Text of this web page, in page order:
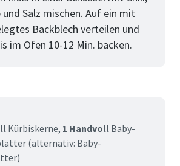
und Salz mischen. Auf ein mit
Backblech verteilen und
im Ofen 10-12 Min. backen.
Kürbiskerne, 1 Handvoll Baby-
(alternativ: Baby-